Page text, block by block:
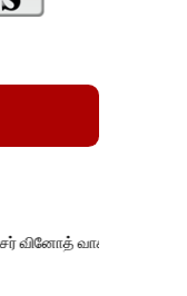
வருகிறார். �.